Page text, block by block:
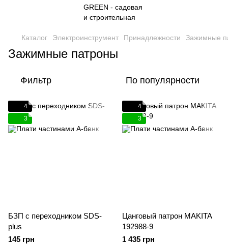
Каталог Электроинструмент Принадлежности Зажимные
Зажимные патроны
Фильтр По популярности
4
3
БЗП с переходником SDS-
plus
145 грн
4
3
Цанговый патрон MAKITA
192988-9
1 435 грн